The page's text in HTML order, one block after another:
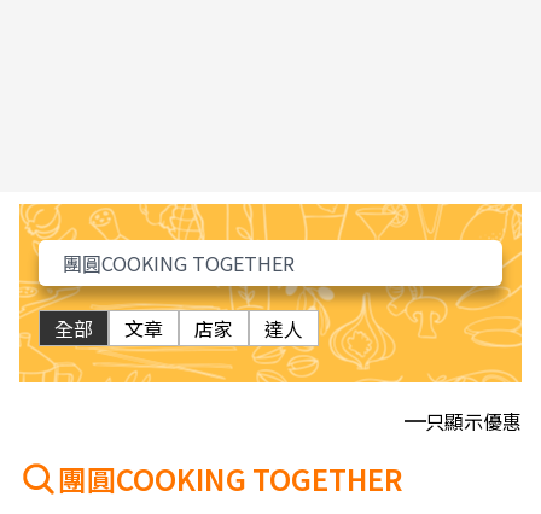
全部 文章 店家 達人
只顯示優惠
團圓COOKING TOGETHER